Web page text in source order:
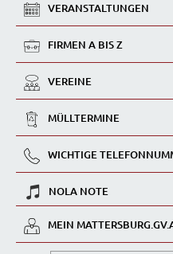
VERANSTALTUNGEN
FIRMEN A BIS Z
VEREINE
MÜLLTERMINE
WICHTIGE
NOLA NOTE
MEIN